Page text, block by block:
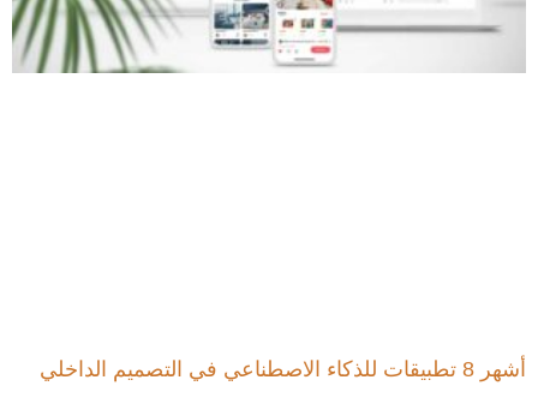
أشهر 8 تطبيقات للذكاء الاصطناعي في التصميم الداخلي